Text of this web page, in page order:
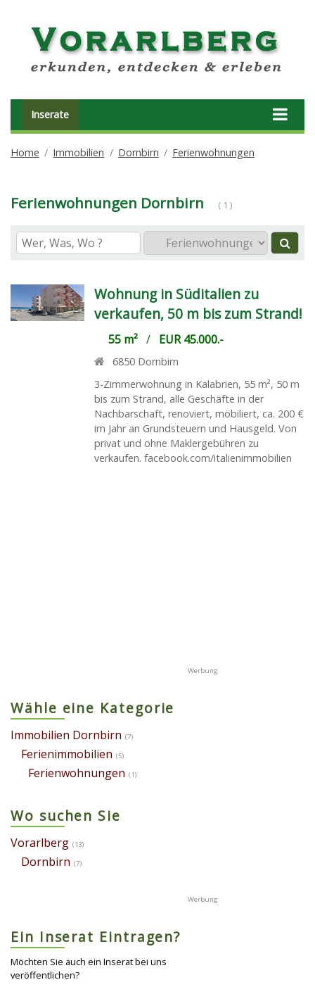
Inserate
Home Immobilien Dornbirn Ferienwohnungen
Ferienwohnungen Dornbirn ( 1 )
Wohnung in Süditalien zu
verkaufen, 50 m bis zum Strand!
55 m²/ EUR 45.000.-
6850 Dornbirn
3-Zimmerwohnung in Kalabrien, 55 m², 50 m
bis zum Strand, alle Geschäfte in der
Nachbarschaft, renoviert, möbiliert, ca. 200 €
im Jahr an Grundsteuern und Hausgeld. Von
privat und ohne Maklergebühren zu
verkaufen. facebook.com/italienimmobilien
Wähle eine Kategorie
Immobilien Dornbirn (7)
Ferienimmobilien (5)
Ferienwohnungen (1)
Wo suchen Sie
Vorarlberg (13)
Dornbirn (7)
Ein Inserat Eintragen?
Möchten Sie auch ein Inserat bei uns
veröffentlichen?